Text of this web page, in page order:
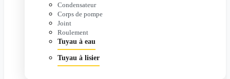
Condensateur
Corps de pompe
Joint
Roulement
Tuyau à eau
Tuyau à lisier